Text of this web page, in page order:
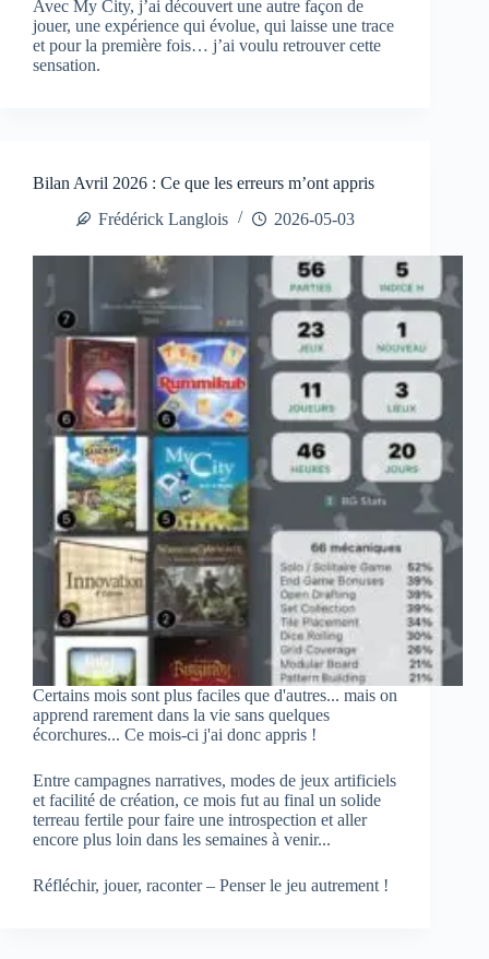
Avec My City, j’ai découvert une autre façon de
jouer, une expérience qui évolue, qui laisse une trace
et pour la première fois… j’ai voulu retrouver cette
sensation.
Bilan Avril 2026 : Ce que les erreurs m’ont appris
Frédérick Langlois
2026-05-03
Certains mois sont plus faciles que d'autres... mais on
apprend rarement dans la vie sans quelques
écorchures... Ce mois-ci j'ai donc appris !
Entre campagnes narratives, modes de jeux artificiels
et facilité de création, ce mois fut au final un solide
terreau fertile pour faire une introspection et aller
encore plus loin dans les semaines à venir...
Réfléchir, jouer, raconter – Penser le jeu autrement !